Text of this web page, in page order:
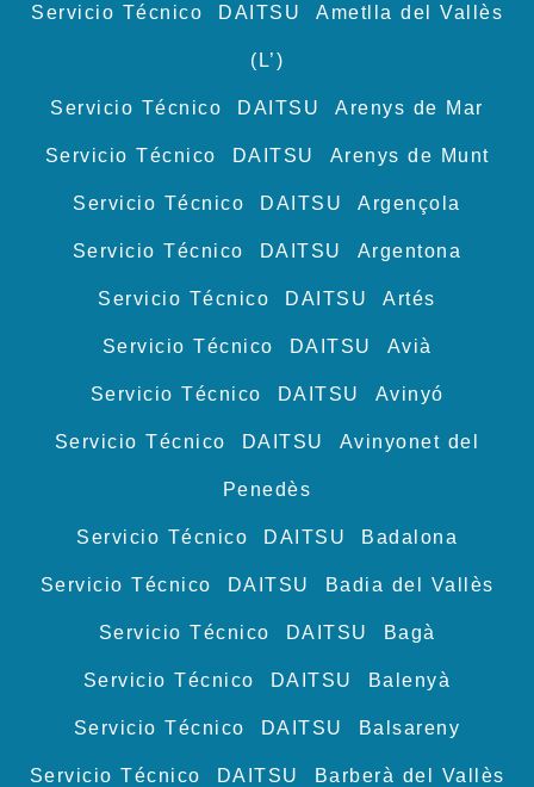
Servicio Técnico DAITSU Ametlla del Vallès
(L’)
Servicio Técnico DAITSU Arenys de Mar
Servicio Técnico DAITSU Arenys de Munt
Servicio Técnico DAITSU Argençola
Servicio Técnico DAITSU Argentona
Servicio Técnico DAITSU Artés
Servicio Técnico DAITSU Avià
Servicio Técnico DAITSU Avinyó
Servicio Técnico DAITSU Avinyonet del
Penedès
Servicio Técnico DAITSU Badalona
Servicio Técnico DAITSU Badia del Vallès
Servicio Técnico DAITSU Bagà
Servicio Técnico DAITSU Balenyà
Servicio Técnico DAITSU Balsareny
Servicio Técnico DAITSU Barberà del Vallès